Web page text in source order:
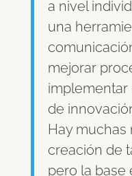
a nivel
una
mejorar
implementar
de
Hay
creación de
pero la base